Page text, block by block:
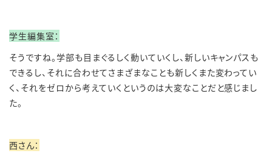
学生編集室：
そうですね。学部も目まぐるしく動いていくし、新しいキャンパスも
できるし、それに合わせてさまざまなことも新しくまた変わってい
く、それをゼロから考えていくというのは大変なことだと感じまし
た。
西さん：